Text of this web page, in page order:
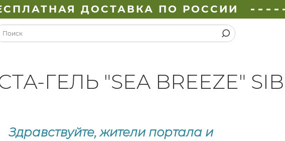
ДОСТАВКА ПО РОССИИ
ГЕЛЬ "SEA BREEZE"
Здравствуйте, жители портала и